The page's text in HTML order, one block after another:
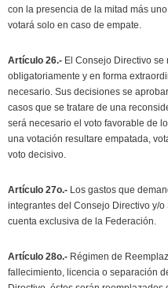
con la presencia de la mitad más
votará solo en caso de empate.
Artículo 26.- El Consejo Directivo
obligatoriamente y en forma
necesario. Sus decisiones se
casos que se tratare de una
será necesario el voto favorable de
una votación resultare empatada,
voto decisivo.
Artículo 27o.- Los gastos que
integrantes del Consejo Directivo y/
cuenta exclusiva de la Federación.
Artículo 28o.- Régimen de
fallecimiento, licencia o separación